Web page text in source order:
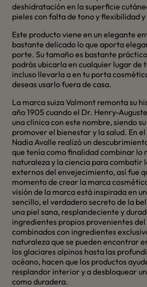
deshidratación en la superficie
pieles con falta de tono y flexibilidad
Este producto viene en un elegante
bastante delicado lo que aporta
porte. Su tamaño es bastante
podrás ubicarla en cualquier lugar de
incluso llevarla a en tu porta
deseas usarlo fuera de casa.
La marca suiza Valmont remonta su
año 1905 cuando el Dr. Henry-
una clínica con este nombre, siendo
promover el bienestar y la salud. En el
Nadia Avalle realizó un
que tenía como finalidad combinar lo
naturaleza y la ciencia para combatir
externos del envejecimiento, así fue
momento de crear la marca
visión de la marca está inspirada en
sencillo, el verdadero secreto de la
una piel sana, resplandeciente y
ingredientes propios provenientes del
combinados con ingredientes
naturaleza que se pueden encontrar
los glaciares alpinos hasta las
océano, hacen que los productos
resplandor interior y a desbloquear
como duradera.